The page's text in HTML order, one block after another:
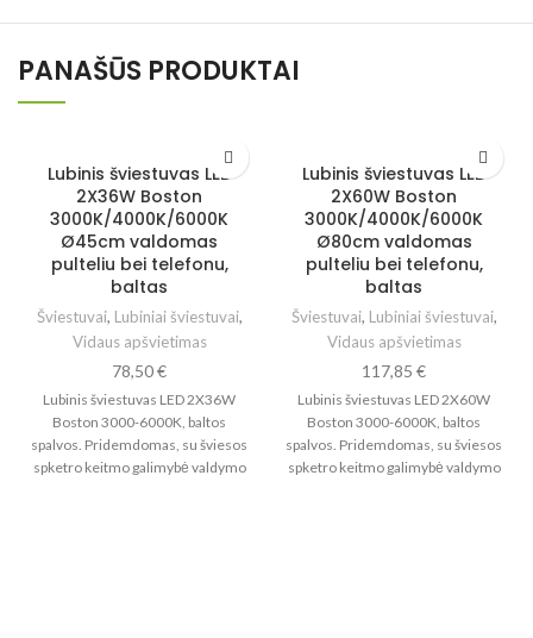
PANAŠŪS PRODUKTAI
Lubinis šviestuvas LED
2X36W Boston
3000K/4000K/6000K
Ø45cm valdomas
pulteliu bei telefonu,
baltas
Šviestuvai, Lubiniai šviestuvai,
Vidaus apšvietimas
78,50€
Lubinis šviestuvas LED 2X36W
Boston 3000-6000K, baltos
spalvos. Pridemdomas, su šviesos
spketro keitmo galimybė valdymo
Lubinis šviestuvas LED
2X60W Boston
3000K/4000K/6000K
Ø80cm valdomas
pulteliu bei telefonu,
baltas
Šviestuvai, Lubiniai šviestuvai,
Vidaus apšvietimas
117,85 €
Lubinis šviestuvas LED 2X60W
Boston 3000-6000K, baltos
spalvos. Pridemdomas, su šviesos
spketro keitmo galimybė valdymo